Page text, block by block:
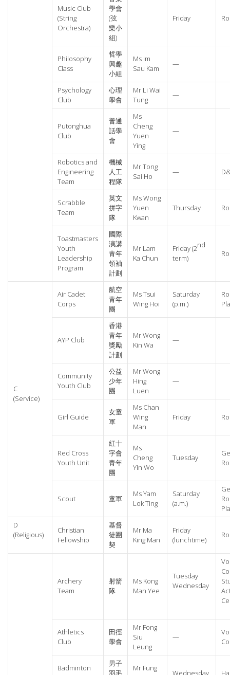
Music Club
(String
Orchestra)
學會
(弦
樂小
組)
Friday
Philosophy
Class
哲學
興趣
小組
Ms Im
Sau Kam
—
Psychology
Club
心理
學會
Mr Li Wai
Tung
—
Putonghua
Club
普通
話學
會
Ms
Cheng
Yuen
Ying
—
Robotics and
Engineering
Team
機械
人工
程隊
Mr Tong
Sai Ho
—
Scrabble
Team
英文
拼字
隊
Ms Wong
Yuen
Kwan
Thursday
Toastmasters
Youth
Leadership
Program
國際
演講
青年
領袖
計劃
Mr Lam
Ka Chun
Friday (2nd
term)
C
(Service)
Air Cadet
Corps
航空
青年
團
Ms Tsui
Wing Hoi
Saturday
(p.m.)
AYP Club
香港
青年
獎勵
計劃
Mr Wong
Kin Wa
—
Community
Youth Club
公益
少年
團
Mr Wong
Hing
Luen
—
Girl Guide
女童
軍
Ms Chan
Wing
Man
Friday
Red Cross
Youth Unit
紅十
字會
青年
團
Ms
Cheng
Yin Wo
Tuesday
Scout 童軍
Ms Yam
Lok Ting
Saturday
(a.m.)
D
(Religious)
Christian
Fellowship
基督
徒團
契
Mr Ma
King Man
Friday
(lunchtime)
Archery
Team
射箭
隊
Ms Kong
Man Yee
Tuesday
Wednesday
Athletics
Club
田徑
學會
Mr Fong
Siu
Leung
—
Badminton
男子
羽毛
Mr Fung
Wednesday